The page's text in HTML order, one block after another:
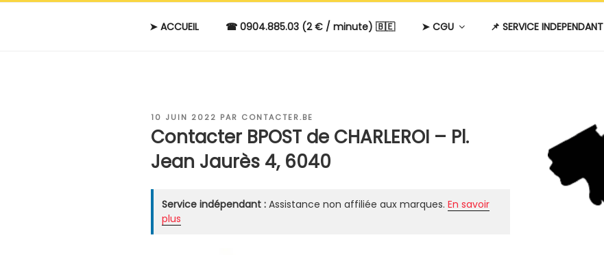
➤ ACCUEIL ☎ 0904.885.03 (2 € / minute) 🇧🇪 ➤ CGU 📌 SERVICE INDEPENDANT
PUBLIÉ
LE
10 JUIN 2022 PAR CONTACTER.BE
Contacter BPOST de CHARLEROI – Pl.
Jean Jaurès 4, 6040
Service indépendant : Assistance non affiliée aux marques. En savoir
plus